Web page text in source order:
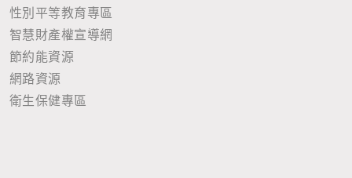
性別平等教育專區
智慧財產權宣導網
節約能資源
網路資源
衛生保健專區